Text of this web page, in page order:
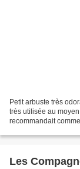
Petit arbuste très
très utilisée au
recommandait
Les